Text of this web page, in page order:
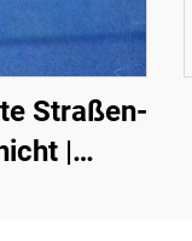
Straßen-
|